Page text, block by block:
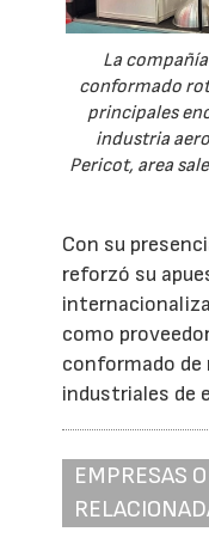
La
conformado
principales
industria
Pericot, area
Con su
reforzó su
como
conformado
industriales de
EMPRESAS